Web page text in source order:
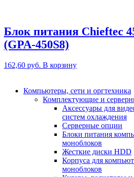
Блок питания Chieftec
(GPA-450S8)
162,60 руб. В корзину
Компьютеры, сети и оргтехника
Комплектующие и
Аксессуары для
систем охлаждения
Серверные опции
Блоки питания
моноблоков
Жесткие диски HDD
Корпуса для
моноблоков